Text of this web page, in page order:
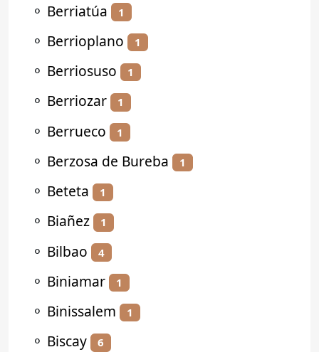
⚬ Berriatúa 1
⚬ Berrioplano 1
⚬ Berriosuso 1
⚬ Berriozar 1
⚬ Berrueco 1
⚬ Berzosa de Bureba 1
⚬ Beteta 1
⚬ Biañez 1
⚬ Bilbao 4
⚬ Biniamar 1
⚬ Binissalem 1
⚬ Biscay 6